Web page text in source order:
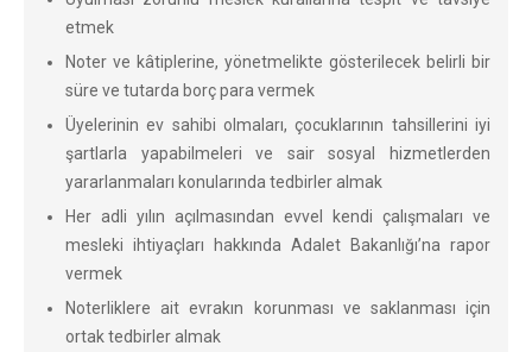
etmek
Noter ve kâtiplerine, yönetmelikte gösterilecek belirli bir
süre ve tutarda borç para vermek
Üyelerinin ev sahibi olmaları, çocuklarının tahsillerini iyi
şartlarla yapabilmeleri ve sair sosyal hizmetlerden
yararlanmaları konularında tedbirler almak
Her adli yılın açılmasından evvel kendi çalışmaları ve
mesleki ihtiyaçları hakkında Adalet Bakanlığı’na rapor
vermek
Noterliklere ait evrakın korunması ve saklanması için
ortak tedbirler almak